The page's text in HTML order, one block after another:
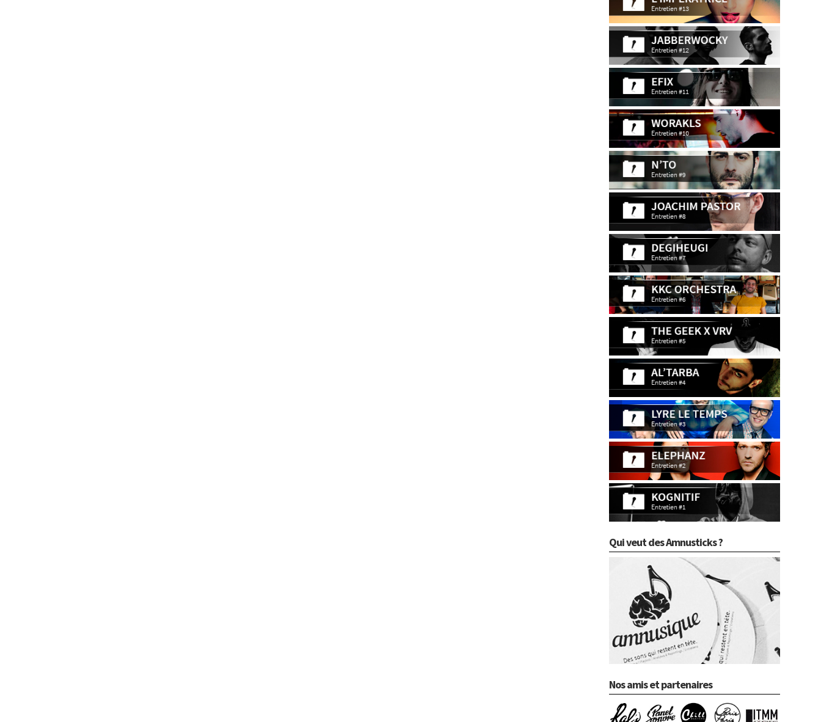
Qui veut des Amnusticks ?
Nos amis et partenaires